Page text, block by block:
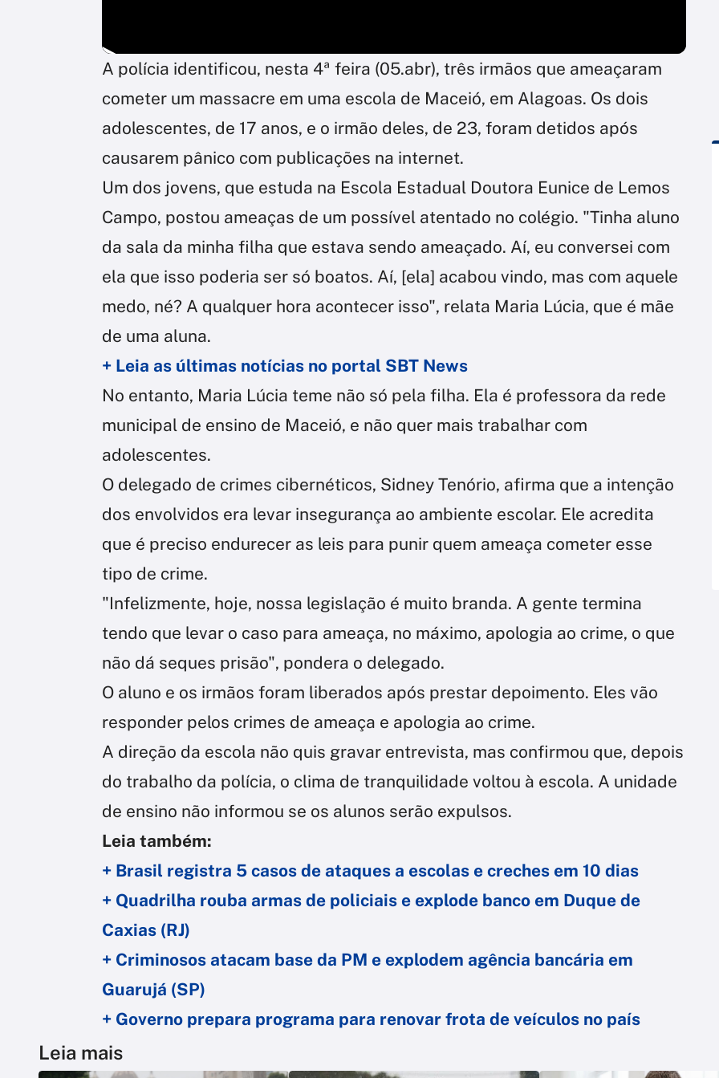
A polícia identificou, nesta 4ª feira (05.abr), três irmãos que ameaçaram
cometer um massacre em uma escola de Maceió, em Alagoas. Os dois
adolescentes, de 17 anos, e o irmão deles, de 23, foram detidos após
causarem pânico com publicações na internet.
Um dos jovens, que estuda na Escola Estadual Doutora Eunice de Lemos
Campo, postou ameaças de um possível atentado no colégio. "Tinha aluno
da sala da minha filha que estava sendo ameaçado. Aí, eu conversei com
ela que isso poderia ser só boatos. Aí, [ela] acabou vindo, mas com aquele
medo, né? A qualquer hora acontecer isso", relata Maria Lúcia, que é mãe
de uma aluna.
+ Leia as últimas notícias no portal SBT News
No entanto, Maria Lúcia teme não só pela filha. Ela é professora da rede
municipal de ensino de Maceió, e não quer mais trabalhar com
adolescentes.
O delegado de crimes cibernéticos, Sidney Tenório, afirma que a intenção
dos envolvidos era levar insegurança ao ambiente escolar. Ele acredita
que é preciso endurecer as leis para punir quem ameaça cometer esse
tipo de crime.
"Infelizmente, hoje, nossa legislação é muito branda. A gente termina
tendo que levar o caso para ameaça, no máximo, apologia ao crime, o que
não dá seques prisão", pondera o delegado.
O aluno e os irmãos foram liberados após prestar depoimento. Eles vão
responder pelos crimes de ameaça e apologia ao crime.
A direção da escola não quis gravar entrevista, mas confirmou que, depois
do trabalho da polícia, o clima de tranquilidade voltou à escola. A unidade
de ensino não informou se os alunos serão expulsos.
Leia também:
+ Brasil registra 5 casos de ataques a escolas e creches em 10 dias
+ Quadrilha rouba armas de policiais e explode banco em Duque de
Caxias (RJ)
+ Criminosos atacam base da PM e explodem agência bancária em
Guarujá (SP)
+ Governo prepara programa para renovar frota de veículos no país
Leia mais